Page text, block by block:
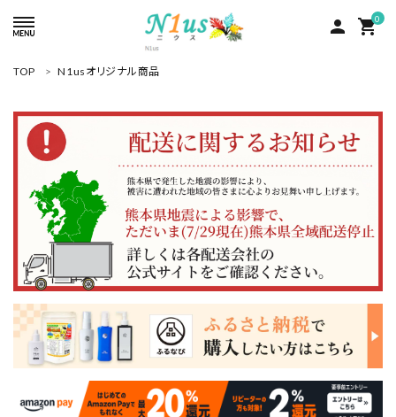
person 0
shopping_cart
ACCOUNT MENU
meeting_room ログイン person 新規会員登録
search
人気商品
カテゴリーから探す
グループ
コンテンツ
INFORMATION
TOP N1usオリジナル商品